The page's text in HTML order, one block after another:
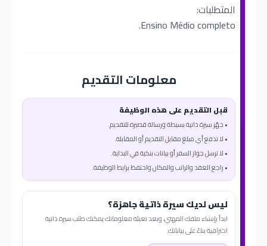
المتطلبات:
Ensino Médio completo.
معلومات التقديم
قبل التقديم على هذه الوظيفة
• جهّز سيرة ذاتية بسيطة ورسالة قصيرة للتقديم.
• لا تدفع أي مبلغ مقابل التقديم أو المقابلة.
• لا ترسل جواز السفر أو بيانات بنكية في البداية.
• راجع العقد والراتب والمكان واحتفظ برابط الوظيفة.
ليس لديك سيرة ذاتية جاهزة؟
ابدأ بإنشاء ملفك المهني، وبعد تعبئة معلوماتك يمكنك طلب سيرة ذاتية
احترافية بناءً على بياناتك.